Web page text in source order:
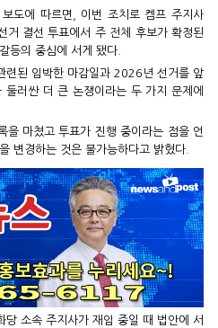
도에 따르면, 이번 조치로 켐프 주지사
거 결선 투표에서 주 전체 후보가 확정된
등의 중심에 서게 됐다.
련된 임박한 마감일과 2026년 선거를 앞
러싼 더 큰 논쟁이라는 두 가지 문제에
을 마쳤고 투표가 진행 중이라는 점을 언
변경하는 것은 불가능하다고 밝혔다.
당 소속 주지사가 재임 중일 때 법안에 서